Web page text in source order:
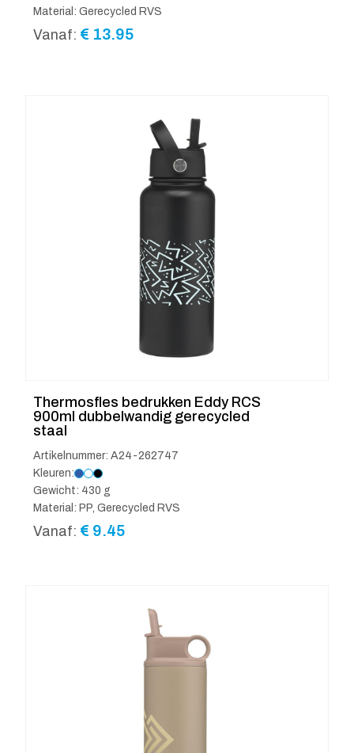
Material: Gerecycled RVS
Vanaf: € 13.95
Thermosfles bedrukken Eddy RCS
900ml dubbelwandig gerecycled
staal
Artikelnummer: A24-262747
Kleuren:
Gewicht: 430 g
Material: PP, Gerecycled RVS
Vanaf: € 9.45